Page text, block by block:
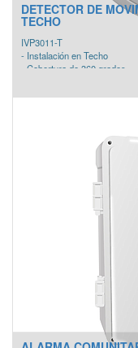
DETECTOR DE
TECHO
IVP3011-T
- Instalación en Techo
- Cobertura de 360 grados